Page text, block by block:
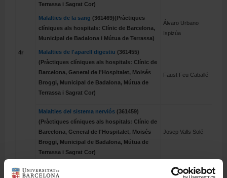
4r
Terrassa i Sagrat Cor)
Malalties de la sang (361469)(Pràctiques
clíniques als hospitals: Clínic de Barcelona,
Municipal de Badalona i Mútua de Terrassa)
Álvaro Urbano
Ispizúa
Malalties de l'aparell digestiu (361455)
(Pràctiques clíniques als hospitals: Clínic de
Barcelona, General de l'Hospitalet, Moisés
Broggi, Municipal de Badalona, Mútua de
Terrassa i Sagrat Cor)
Faust Feu Caballé
Malalties del sistema nerviós (361459)
(Pràctiques clíniques als hospitals: Clínic de
Barcelona, General de l'Hospitalet, Moisés
Broggi, Municipal de Badalona, Mútua de
Terrassa i Sagrat Cor)
Josep Valls Solé
nutrició
Enric Esmatjes